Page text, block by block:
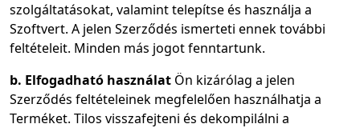
szolgáltatásokat, valamint telepítse és használja a
Szoftvert. A jelen Szerződés ismerteti ennek további
feltételeit. Minden más jogot fenntartunk.
b. Elfogadható használat Ön kizárólag a jelen
Szerződés feltételeinek megfelelően használhatja a
Terméket. Tilos visszafejteni és dekompilálni a